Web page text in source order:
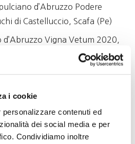
i cookie
contenuti ed
dei social media e per
Condividiamo inoltre
d’Abruzzo Podere
di Castelluccio, Scafa (Pe)
d’Abruzzo Vigna Vetum 2020,
d’Abruzzo Riserva
(Pe)
Harimann 2020,